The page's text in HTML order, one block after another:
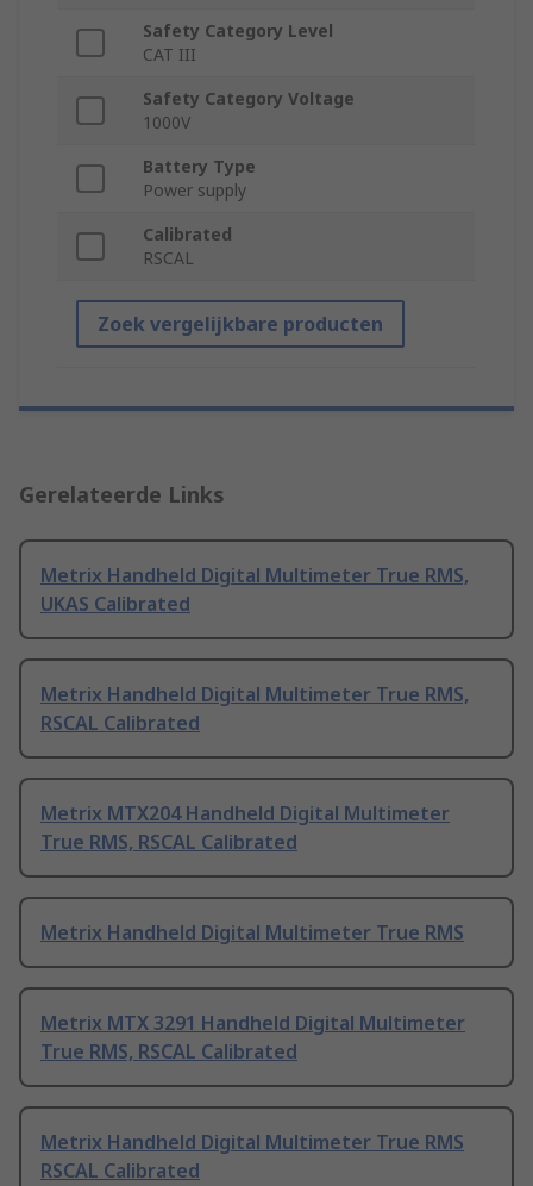
Safety Category Level
CAT III
Safety Category Voltage
1000V
Battery Type
Power supply
Calibrated
RSCAL
Zoek vergelijkbare producten
Gerelateerde Links
Metrix Handheld Digital Multimeter True RMS,
UKAS Calibrated
Metrix Handheld Digital Multimeter True RMS,
RSCAL Calibrated
Metrix MTX204 Handheld Digital Multimeter
True RMS, RSCAL Calibrated
Metrix Handheld Digital Multimeter True RMS
Metrix MTX 3291 Handheld Digital Multimeter
True RMS, RSCAL Calibrated
Metrix Handheld Digital Multimeter True RMS
RSCAL Calibrated